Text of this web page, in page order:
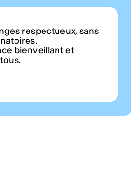
respectueux, sans
bienveillant et